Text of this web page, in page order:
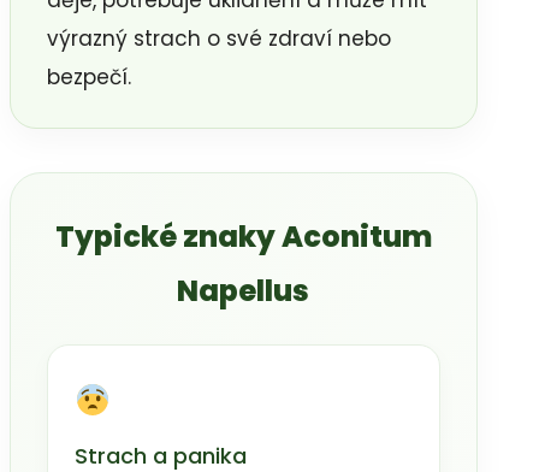
výrazný strach o své zdraví nebo
bezpečí.
Typické znaky Aconitum
Napellus
Strach a panika